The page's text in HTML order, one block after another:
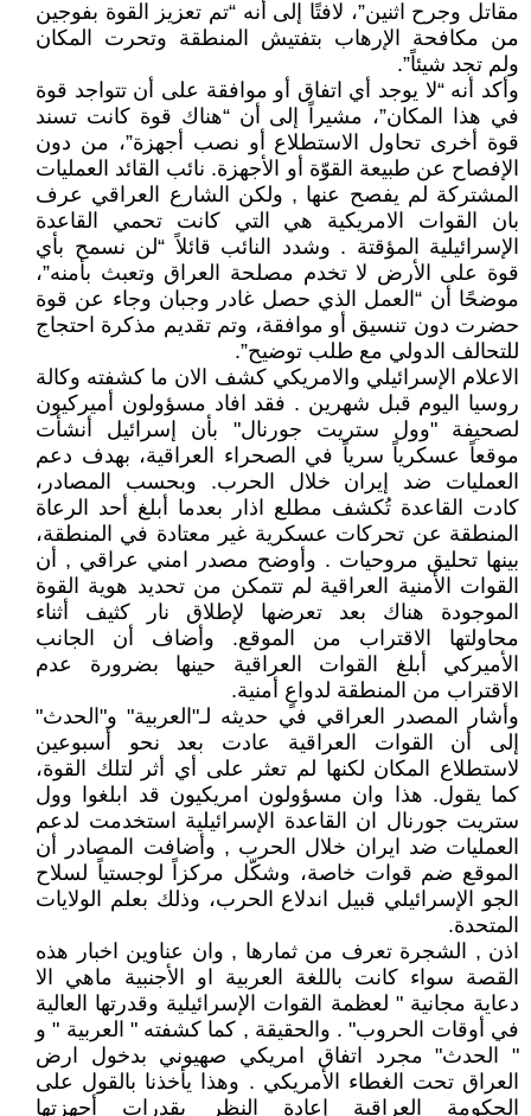
مقاتل وجرح اثنين”، لافتًا إلى أنه “تم تعزيز القوة بفوجين
من مكافحة الإرهاب بتفتيش المنطقة وتحرت المكان
ولم تجد شيئاً”.
وأكد أنه “لا يوجد أي اتفاق أو موافقة على أن تتواجد قوة
في هذا المكان”، مشيراً إلى أن “هناك قوة كانت تسند
قوة أخرى تحاول الاستطلاع أو نصب أجهزة”، من دون
الإفصاح عن طبيعة القوّة أو الأجهزة. نائب القائد العمليات
المشتركة لم يفصح عنها , ولكن الشارع العراقي عرف
بان القوات الامريكية هي التي كانت تحمي القاعدة
الإسرائيلية المؤقتة . وشدد النائب قائلاً “لن نسمح بأي
قوة على الأرض لا تخدم مصلحة العراق وتعبث بأمنه”،
موضحًا أن “العمل الذي حصل غادر وجبان وجاء عن قوة
حضرت دون تنسيق أو موافقة، وتم تقديم مذكرة احتجاج
للتحالف الدولي مع طلب توضيح”.
الاعلام الإسرائيلي والامريكي كشف الان ما كشفته وكالة
روسيا اليوم قبل شهرين . فقد افاد مسؤولون أميركيون
لصحيفة "وول ستريت جورنال" بأن إسرائيل أنشأت
موقعاً عسكرياً سرياً في الصحراء العراقية، بهدف دعم
العمليات ضد إيران خلال الحرب. وبحسب المصادر،
كادت القاعدة تُكشف مطلع اذار بعدما أبلغ أحد الرعاة
المنطقة عن تحركات عسكرية غير معتادة في المنطقة،
بينها تحليق مروحيات . وأوضح مصدر امني عراقي , أن
القوات الأمنية العراقية لم تتمكن من تحديد هوية القوة
الموجودة هناك بعد تعرضها لإطلاق نار كثيف أثناء
محاولتها الاقتراب من الموقع. وأضاف أن الجانب
الأميركي أبلغ القوات العراقية حينها بضرورة عدم
الاقتراب من المنطقة لدواعٍ أمنية.
وأشار المصدر العراقي في حديثه لـ"العربية" و"الحدث"
إلى أن القوات العراقية عادت بعد نحو أسبوعين
لاستطلاع المكان لكنها لم تعثر على أي أثر لتلك القوة،
كما يقول. هذا وان مسؤولون امريكيون قد ابلغوا وول
ستريت جورنال ان القاعدة الإسرائيلية استخدمت لدعم
العمليات ضد ايران خلال الحرب , وأضافت المصادر أن
الموقع ضم قوات خاصة، وشكّل مركزاً لوجستياً لسلاح
الجو الإسرائيلي قبيل اندلاع الحرب، وذلك بعلم الولايات
المتحدة.
اذن , الشجرة تعرف من ثمارها , وان عناوين اخبار هذه
القصة سواء كانت باللغة العربية او الأجنبية ماهي الا
دعاية مجانية " لعظمة القوات الإسرائيلية وقدرتها العالية
في أوقات الحروب" . والحقيقة , كما كشفته " العربية " و
" الحدث" مجرد اتفاق امريكي صهيوني بدخول ارض
العراق تحت الغطاء الأمريكي . وهذا يأخذنا بالقول على
الحكومة العراقية إعادة النظر بقدرات أجهزتها